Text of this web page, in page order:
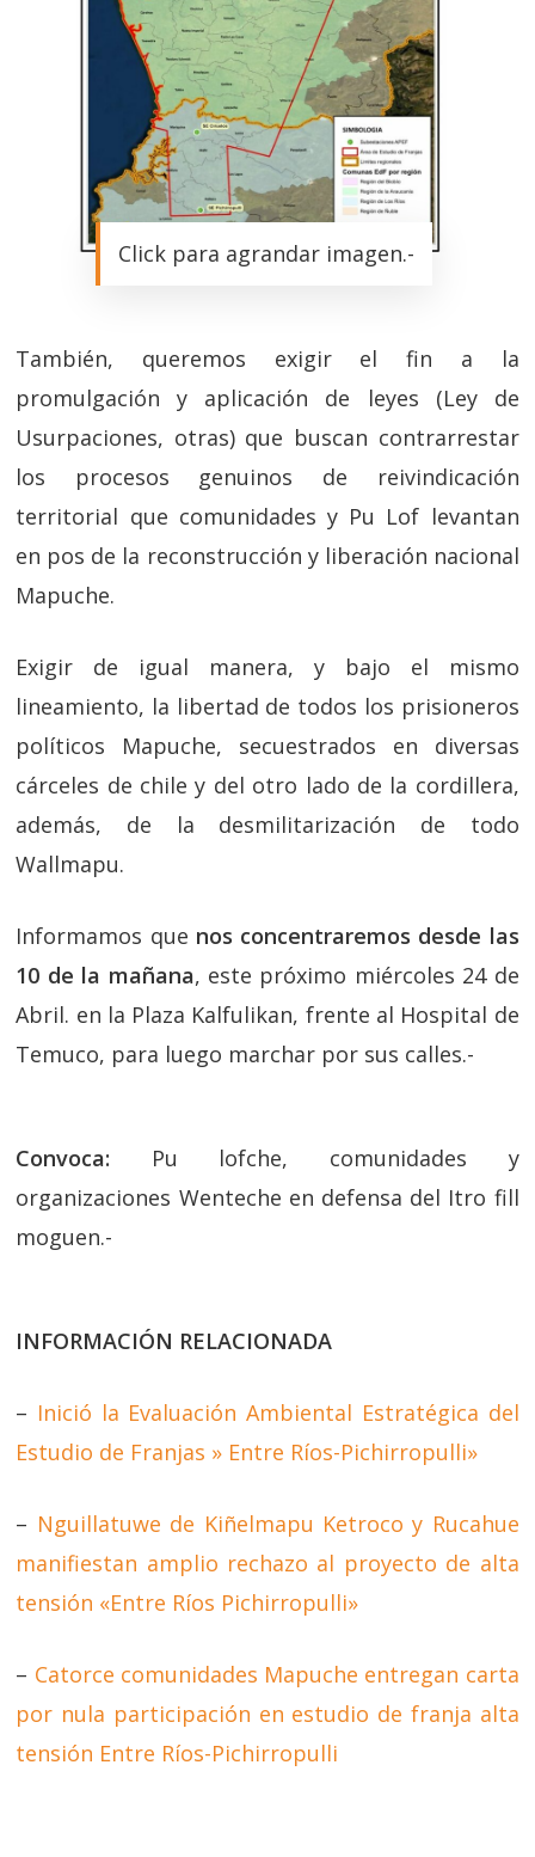
Click para agrandar imagen.-
También, queremos exigir el fin a la
promulgación y aplicación de leyes (Ley de
Usurpaciones, otras) que buscan contrarrestar
los procesos genuinos de reivindicación
territorial que comunidades y Pu Lof levantan
en pos de la reconstrucción y liberación nacional
Mapuche.
Exigir de igual manera, y bajo el mismo
lineamiento, la libertad de todos los prisioneros
políticos Mapuche, secuestrados en diversas
cárceles de chile y del otro lado de la cordillera,
además, de la desmilitarización de todo
Wallmapu.
Informamos que nos concentraremos desde las
10 de la mañana, este próximo miércoles 24 de
Abril. en la Plaza Kalfulikan, frente al Hospital de
Temuco, para luego marchar por sus calles.-
Convoca: Pu lofche, comunidades y
organizaciones Wenteche en defensa del Itro fill
moguen.-
INFORMACIÓN RELACIONADA
– Inició la Evaluación Ambiental Estratégica del
Estudio de Franjas » Entre Ríos-Pichirropulli»
– Nguillatuwe de Kiñelmapu Ketroco y Rucahue
manifiestan amplio rechazo al proyecto de alta
tensión «Entre Ríos Pichirropulli»
– Catorce comunidades Mapuche entregan carta
por nula participación en estudio de franja alta
tensión Entre Ríos-Pichirropulli